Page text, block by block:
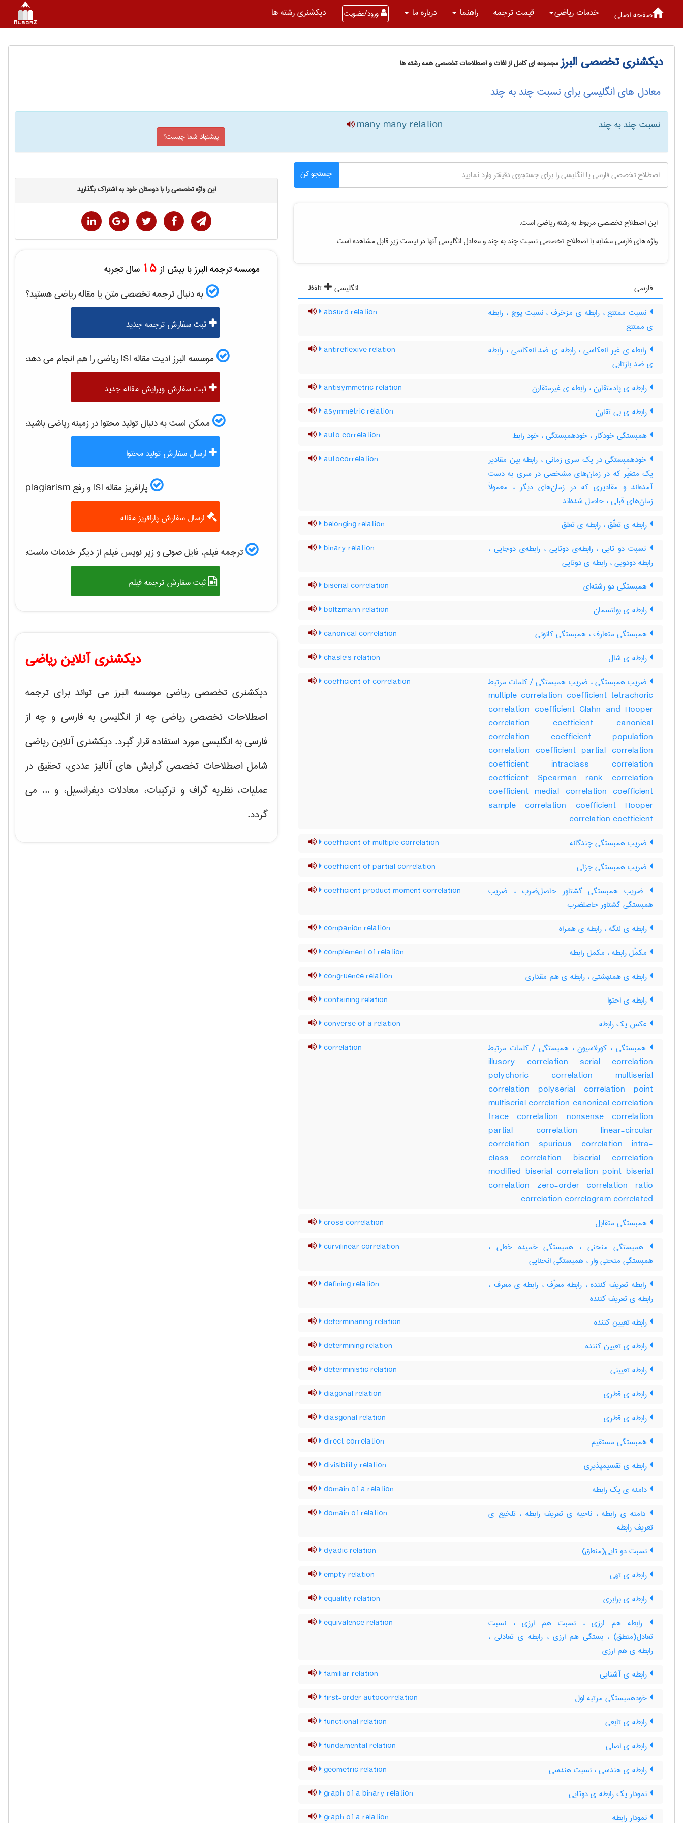
صفحه اصلی خدمات رياضی قیمت ترجمه راهنما درباره ما ورود/عضویت دیکشنری رشته ها
دیکشنری تخصصی البرزمجموعه ای کامل از لغات و اصطلاحات تخصصی همه رشته ها
معادل های انگلیسی برای نسبت چند به چند
نسبت چند به چند many many relation
پیشنهاد شما چیست؟
جستجو کن
این اصطلاح تخصصی مربوط به رشتهرياضیاست.
واژه های فارسی مشابه با اصطلاح تخصصینسبت چند به چندو معادل انگلیسی آنها در لیست زیر قابل مشاهده است
فارسی انگلیسی
تلفظ
نسبت ممتنع ، رابطه ی مزخرف ، نسبت پوچ ، رابطه
ی ممتنع
absurd relation
رابطه ی غیر انعکاسی ، رابطه ی ضد انعکاسی ، رابطه
ی ضد بازتابی
antireflexive relation
رابطه ی پادمتقارن ، رابطه ی غیرمتقارن antisymmetric relation
رابطه ی بی تقارن asymmetric relation
همبستگی خودکار ، خودهمبستگی ، خود رابط auto correlation
خودهمبستگی در یک سری زمانی ، رابطه بین مقادیر
یک متغیّر که در زمان‌های مشخصی در سری به دست
آمده‌اند و مقادیری که در زمان‌های دیگر ، معمولاً
زمان‌های قبلی ، حاصل شده‌اند
autocorrelation
رابطه ی تعلّق ، رابطه ی تعلق belonging relation
نسبت دو تایی ، رابطه‌ی دوتایی ، رابطه‌ی دوجایی ،
رابطه دودویی ، رابطه ی دوتایی
binary relation
همبستگی دو رشته‌ای biserial correlation
رابطه ی بولتسمان boltzmann relation
همبستگی متعارف ، همبستگی کانونی canonical correlation
رابطه ی شال chasle's relation
ضریب همبستگی ، ضریب همبستگی / کلمات مرتبط
multiple correlation coefficient tetrachoric
correlation coefficient Glahn and Hooper
correlation coefficient canonical
correlation coefficient population
correlation coefficient partial correlation
coefficient intraclass correlation
coefficient Spearman rank correlation
coefficient medial correlation coefficient
sample correlation coefficient Hooper
correlation coefficient
coefficient of correlation
ضریب همبستگی چندگانه coefficient of multiple correlation
ضریب همبستگی جزئی coefficient of partial correlation
ضریب همبستگی گشتاور حاصل‌ضرب ، ضریب
همبستگی گشتاور حاصلضرب
coefficient product moment correlation
رابطه ی لنگه ، رابطه ی همراه companion relation
مکمّل رابطه ، مکمل رابطه complement of relation
رابطه ی همنهشتی ، رابطه ی هم مقداری congruence relation
رابطه ی احتوا containing relation
عکس یک رابطه converse of a relation
همبستگی ، کورلاسیون ، همبستگی / کلمات مرتبط
illusory correlation serial correlation
polychoric correlation multiserial
correlation polyserial correlation point
multiserial correlation canonical correlation
trace correlation nonsense correlation
partial correlation linear-circular
correlation spurious correlation intra-
class correlation biserial correlation
modified biserial correlation point biserial
correlation zero-order correlation ratio
correlation correlogram correlated
correlation
همبستگی متقابل cross correlation
همبستگی منحنی ، همبستگی خمیده خطی ،
همبستگی منحنی وار ، همبستگی انحنایی
curvilinear correlation
رابطه تعریف کننده ، رابطه معرّف ، رابطه ی معرف ،
رابطه ی تعریف کننده
defining relation
رابطه تعیین کننده determinaning relation
رابطه ی تعیین کننده determining relation
رابطه تعیینی deterministic relation
رابطه ی قطری diagonal relation
رابطه ی قطری diasgonal relation
همبستگی مستقیم direct correlation
رابطه ی تقسیمپذیری divisibility relation
دامنه ی یک رابطه domain of a relation
دامنه ی رابطه ، ناحیه ی تعریف رابطه ، تلخیع ی
تعریف رابطه
domain of relation
نسبت دو تایی(منطق) dyadic relation
رابطه ی تهی empty relation
رابطه ی برابری equality relation
رابطه هم ارزی ، نسبت هم ارزی ، نسبت
تعادل(منطق) ، بستگی هم ارزی ، رابطه ی تعادلی ،
رابطه ی هم ارزی
equivalence relation
رابطه ی آشنایی familiar relation
خودهمبستگی مرتبه اول first-order autocorrelation
رابطه ی تابعی functional relation
رابطه ی اصلی fundamental relation
رابطه ی هندسی ، نسبت هندسی geometric relation
نمودار یک رابطه ی دوتایی graph of a binary relation
نمودار رابطه graph of a relation
این واژه تخصصی را با دوستان خود به اشتراک بگذارید
موسسه ترجمه البرز با بیش از 15 سال تجربه
به دنبال ترجمه تخصصی متن یا مقالهرياضیهستید؟
ثبت سفارش ترجمه جدید
موسسه البرز ادیت مقاله ISI رياضیرا هم انجام می دهد:
ثبت سفارش ویرایش مقاله جدید
ممکن است به دنبال تولید محتوا در زمینهرياضیباشید:
ارسال سفارش تولید محتوا
پارافریز مقاله ISI و رفع plagiarism
ارسال سفارش پارافریز مقاله
ترجمه فیلم، فایل صوتی و زیر نویس فیلم از دیگر خدمات ماست:
ثبت سفارش ترجمه فیلم
دیکشنری آنلاین ریاضی
دیکشنری تخصصی ریاضی موسسه البرز می تواند برای ترجمه
اصطلاحات تخصصی ریاضی چه از انگلیسی به فارسی و چه از
فارسی به انگلیسی مورد استفاده قرار گیرد. دیکشنری آنلاین ریاضی
شامل اصطلاحات تخصصی گرایش هایآنالیز عددی، تحقیق در
عملیات، نظریه گراف و تركیبات، معادلات دیفرانسیل، و ... می
گردد.